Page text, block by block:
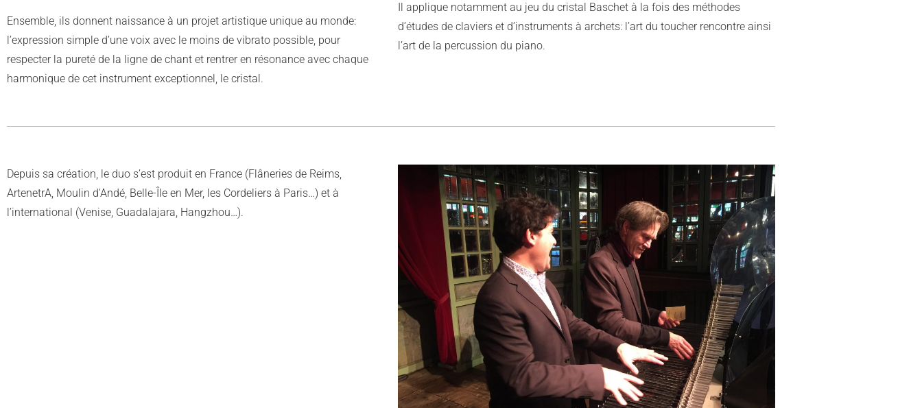
Ensemble, ils donnent naissance à un projet artistique unique au monde:
l’expression simple d’une voix avec le moins de vibrato possible, pour
respecter la pureté de la ligne de chant et rentrer en résonance avec chaque
harmonique de cet instrument exceptionnel, le cristal.
Il applique notamment au jeu du cristal Baschet à la fois des méthodes
d’études de claviers et d’instruments à archets: l’art du toucher rencontre ainsi
l’art de la percussion du piano.
Depuis sa création, le duo s’est produit en France (Flâneries de Reims,
ArtenetrA, Moulin d’Andé, Belle-Île en Mer, les Cordeliers à Paris…) et à
l’international (Venise, Guadalajara, Hangzhou…).